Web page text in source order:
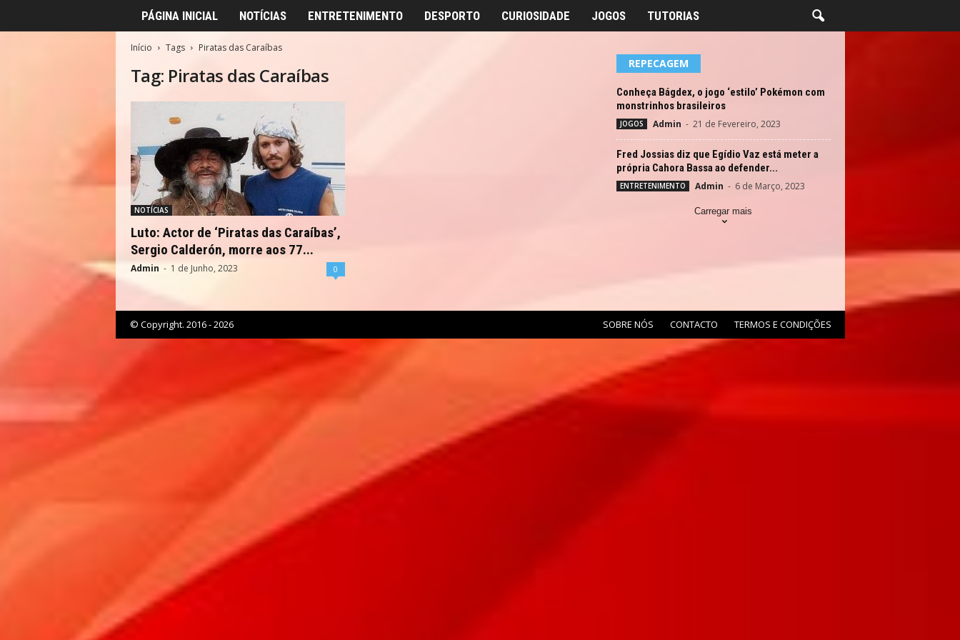
PÁGINA INICIAL NOTÍCIAS ENTRETENIMENTO DESPORTO CURIOSIDADE JOGOS TUTORIAS
Início Tags Piratas das Caraíbas
Tag: Piratas das Caraíbas
NOTÍCIAS
Luto: Actor de ‘Piratas das Caraíbas’,
Sergio Calderón, morre aos 77...
Admin - 1 de Junho, 2023 0
REPECAGEM
Conheça Bágdex, o jogo ‘estilo’ Pokémon com
monstrinhos brasileiros
JOGOS Admin - 21 de Fevereiro, 2023
Fred Jossias diz que Egídio Vaz está meter a
própria Cahora Bassa ao defender...
ENTRETENIMENTO Admin - 6 de Março, 2023
Carregar mais
SOBRE NÓS CONTACTO TERMOS E CONDIÇÕES
© Copyright. 2016 - 2026